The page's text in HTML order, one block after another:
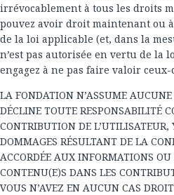
irrévocablement à tous les droits
pouvez avoir droit maintenant ou
de la loi applicable (et, dans la
n’est pas autorisée en vertu de la
engagez à ne pas faire valoir ceux-
LA FONDATION N’ASSUME
DÉCLINE TOUTE RESPONSABILITÉ
CONTRIBUTION DE L’UTILISATEUR,
DOMMAGES RÉSULTANT DE LA
ACCORDÉE AUX INFORMATIONS
CONTENU(E)S DANS LES
VOUS N’AVEZ EN AUCUN CAS